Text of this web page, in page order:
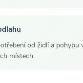
od židlí a pohybu
místech.